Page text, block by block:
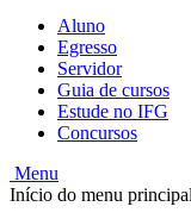
Aluno
Egresso
Servidor
Guia de cursos
Estude no IFG
Concursos
Menu
Início do menu